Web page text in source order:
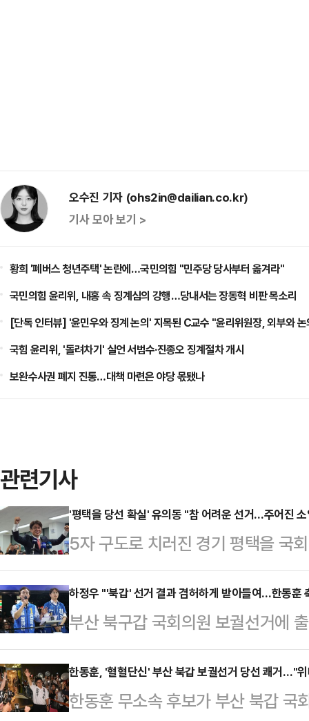
오수진 기자 (ohs2in@dailian.co.kr)
기사 모아 보기 >
황희 '폐버스 청년주택' 논란에…국민의힘 "민주당 당사부터 옮겨라"
국민의힘 윤리위, 내홍 속 징계심의 강행…당내서는 장동혁 비판 목소리
[단독 인터뷰] '윤민우와 징계 논의' 지목된 C교수 "윤리위원장, 외부와
국힘 윤리위, '돌려차기' 실언 서범수·진종오 징계절차 개시
보완수사권 폐지 진통…대책 마련은 야당 몫됐나
관련기사
'평택을 당선 확실' 유의동 "참 어려운 선거…주어진
5자 구도로 치러진 경기 평택을 국
가 당선되면서 4선 고지를 밟게 됐
날 새벽 2시18분 기준 경기 평택
유의동 후보는 33.89%(2만7749
용남 더불어민주당 후보를 앞선 것
는 전망이 나오자 당선 소감을 발표
운 시기에 저를 다시 이 자리에 있
하정우 "'북갑' 선거 결과 겸허하게 받아들여…한동훈
부산 북구갑 국회의원 보궐선거에
훈 무소속 후보의 승리에 대해 "선
다.하 후보는 4일 새벽 한 후보의
입장문을 통해 "승리한 한 후보에
한동훈, '혈혈단신' 부산 북갑 보궐선거 당선 쾌거…"
한동훈 무소속 후보가 부산 북갑 국